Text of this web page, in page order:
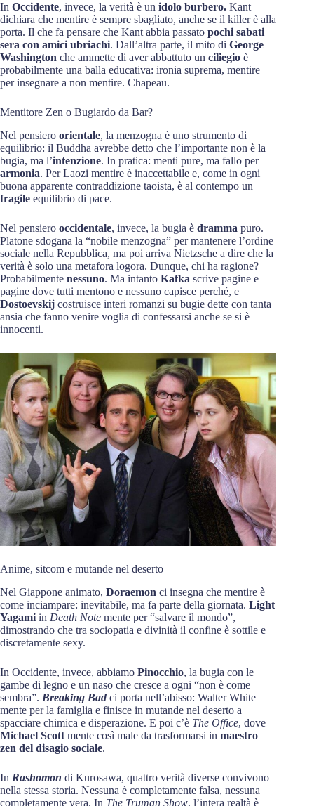
In Occidente, invece, la verità è un idolo burbero. Kant
dichiara che mentire è sempre sbagliato, anche se il killer è alla
porta. Il che fa pensare che Kant abbia passato pochi sabati
sera con amici ubriachi. Dall’altra parte, il mito di George
Washington che ammette di aver abbattuto un ciliegio è
probabilmente una balla educativa: ironia suprema, mentire
per insegnare a non mentire. Chapeau.
Mentitore Zen o Bugiardo da Bar?
Nel pensiero orientale, la menzogna è uno strumento di
equilibrio: il Buddha avrebbe detto che l’importante non è la
bugia, ma l’intenzione. In pratica: menti pure, ma fallo per
armonia. Per Laozi mentire è inaccettabile e, come in ogni
buona apparente contraddizione taoista, è al contempo un
fragile equilibrio di pace.
Nel pensiero occidentale, invece, la bugia è dramma puro.
Platone sdogana la “nobile menzogna” per mantenere l’ordine
sociale nella Repubblica, ma poi arriva Nietzsche a dire che la
verità è solo una metafora logora. Dunque, chi ha ragione?
Probabilmente nessuno. Ma intanto Kafka scrive pagine e
pagine dove tutti mentono e nessuno capisce perché, e
Dostoevskij costruisce interi romanzi su bugie dette con tanta
ansia che fanno venire voglia di confessarsi anche se si è
innocenti.
Anime, sitcom e mutande nel deserto
Nel Giappone animato, Doraemon ci insegna che mentire è
come inciampare: inevitabile, ma fa parte della giornata. Light
Yagami in Death Note mente per “salvare il mondo”,
dimostrando che tra sociopatia e divinità il confine è sottile e
discretamente sexy.
In Occidente, invece, abbiamo Pinocchio, la bugia con le
gambe di legno e un naso che cresce a ogni “non è come
sembra”. Breaking Bad ci porta nell’abisso: Walter White
mente per la famiglia e finisce in mutande nel deserto a
spacciare chimica e disperazione. E poi c’è The Office, dove
Michael Scott mente così male da trasformarsi in maestro
zen del disagio sociale.
In Rashomon di Kurosawa, quattro verità diverse convivono
nella stessa storia. Nessuna è completamente falsa, nessuna
completamente vera. In The Truman Show, l’intera realtà è